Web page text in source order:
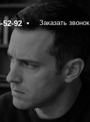
52-92 Заказать звонок